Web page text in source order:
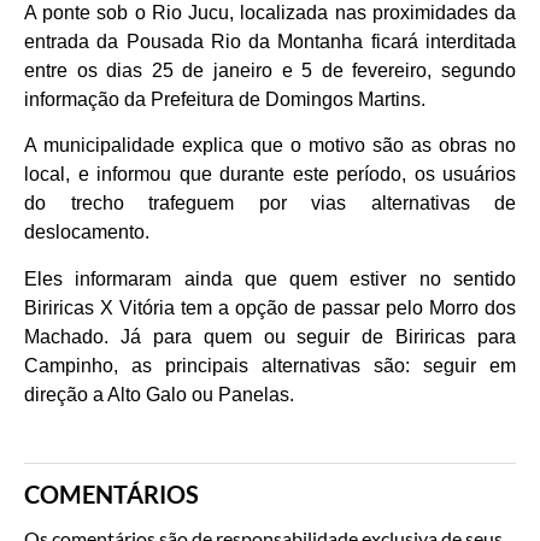
A ponte sob o Rio Jucu, localizada nas proximidades da
entrada da Pousada Rio da Montanha ficará interditada
entre os dias 25 de janeiro e 5 de fevereiro, segundo
informação da Prefeitura de Domingos Martins.
A municipalidade explica que o motivo são as obras no
local, e informou que durante este período, os usuários
do trecho trafeguem por vias alternativas de
deslocamento.
Eles informaram ainda que quem estiver no sentido
Biriricas X Vitória tem a opção de passar pelo Morro dos
Machado. Já para quem ou seguir de Biriricas para
Campinho, as principais alternativas são: seguir em
direção a Alto Galo ou Panelas.
COMENTÁRIOS